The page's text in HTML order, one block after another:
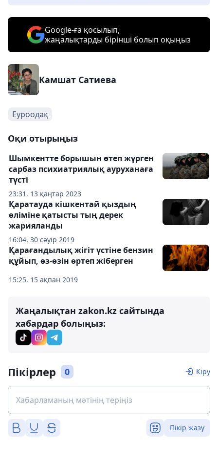
Google-ға қосылып,
жаңалықтарды бірінші болып оқыңыз
Камшат Сатиева
Еуроодақ
Оқи отырыңыз
23:31, 13 қаңтар 2023
Шымкентте борышын өтеп жүрген
сарбаз психиатриялық ауруханаға
түсті
16:04, 30 сәуір 2019
Қаратауда кішкентай қыздың
өліміне қатысты тың дерек
жарияланды
15:25, 15 ақпан 2019
Қарағандылық жігіт үстіне бензин
құйып, өз-өзін өртеп жіберген
Жаңалықтан zakon.kz сайтында
хабардар болыңыз:
Пікірлер 0 Кіру
Пікір жазу